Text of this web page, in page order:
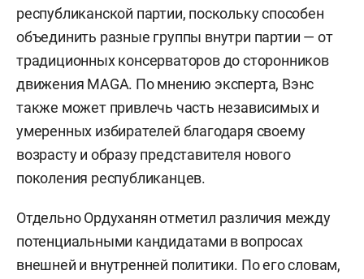
республиканской партии, поскольку способен
объединить разные группы внутри партии — от
традиционных консерваторов до сторонников
движения MAGA. По мнению эксперта, Вэнс
также может привлечь часть независимых и
умеренных избирателей благодаря своему
возрасту и образу представителя нового
поколения республиканцев.
Отдельно Ордуханян отметил различия между
потенциальными кандидатами в вопросах
внешней и внутренней политики. По его словам,